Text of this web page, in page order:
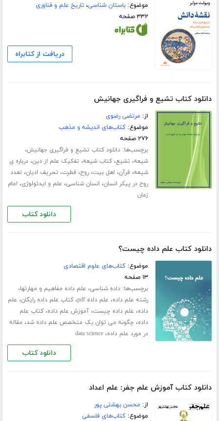
موضوع:باستان شناسی،تاریخ علم و فناوری
۳۳۲ صفحه
دریافت از کتابراه
دانلود کتاب تشیع و فراگیری جهانیش
از: مرتضی رضوی
موضوع:کتاب‌های اندیشه و مذهب
۲۷۶ صفحه
برچسب‌ها:دانلود کتاب تشیع و فراگیری جهانیش،
شیعه، تشیع،کتاب شیعه، تفکیک علم از دین،درباره ی
شیعه، قرآن، اهل بیت،روح، فطرت، تحریف ادیان، تعدد
روح در پیکر انسان، انسان شناسی، علم و ایدئولوژی، امام
زمان
دانلود کتاب
دانلود کتاب علم داده چیست؟
موضوع:کتاب‌های علوم اقتصادی
۱۳ صفحه
برچسب‌ها:داده شناسی، علم داده مفاهیم و مهارتها،
رشته علم داده، علم داده pdf ،کتاب علم داده رایگان، علم
داده، علم داده چیست،آموزش علم داده،کتاب علم
داده، چگونه می توان یک متخصص علم داده شد، مقاله
در مورد علم داده،data science
دانلود کتاب
دانلود کتاب آموزش علم جفر: علم اعداد
از: محسن بهشتی پور
موضوع:کتاب‌های فلسفی